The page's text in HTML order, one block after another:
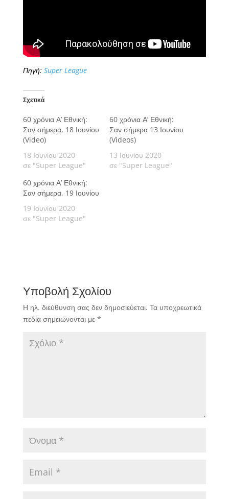
Πηγή: Super League
Σχετικά
60 χρόνια Α’ Εθνική:
Σαν σήμερα, 18 Ιουνίου
(Video)
18 Ιουνίου 2020
σε "Super League"
60 χρόνια Α’ Εθνική:
Σαν σήμερα 13 Ιουνίου
(Videos)
13 Ιουνίου 2020
σε "Super League"
60 χρόνια Α’ Εθνική:
Σαν σήμερα, 19 Ιουνίου
19 Ιουνίου 2020
σε "Super League"
Υποβολή Σχολίου
Η ηλ. διεύθυνση σας δεν δημοσιεύεται. Τα υποχρεωτικά
πεδία σημειώνονται με *